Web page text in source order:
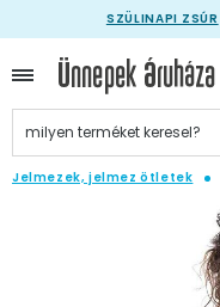
SZÜLINAPI ZSÚR
Jelmezek, jelmez ötletek